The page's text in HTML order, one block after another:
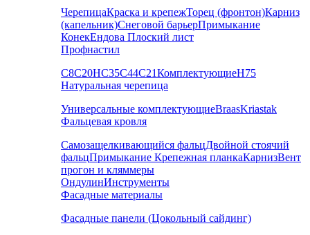
ЧерепицаКраска и крепежТорец (фронтон)Карниз
(капельник)Снеговой барьерПримыкание
КонекЕндова Плоский лист
Профнастил
С8С20НС35С44С21КомплектующиеН75
Натуральная черепица
Универсальные комплектующиеBraasKriastak
Фальцевая кровля
Самозащелкивающийся фальцДвойной стоячий
фальцПримыкание Крепежная планкаКарнизВент
прогон и кляммеры
ОндулинИнструменты
Фасадные материалы
Фасадные панели (Цокольный сайдинг)